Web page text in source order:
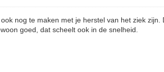
nog te maken met je herstel van het ziek
goed, dat scheelt ook in de snelheid.